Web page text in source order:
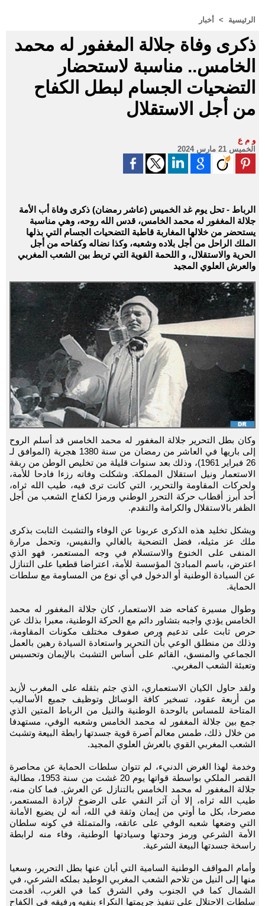
الرئيسية > أخبار
ذكرى وفاة جلالة المغفور له محمد
الخامس.. مناسبة لاستحضار
التضحيات الجسام لبطل الكفاح
من أجل الاستقلال
و م ع
الخميس 21 مارس 2024
الرباط - تحل يوم غد الخميس (عاشر رمضان) ذكرى وفاة أب الأمة
جلالة المغفور له محمد الخامس، قدس الله روحه، وهي مناسبة
يستحضر من خلالها المغاربة قاطبة التضحيات الجسام التي بذلها
الملك الراحل من أجل بلاده وشعبه، وكذا نضاله وكفاحه من أجل
الحرية والاستقلال، و اللحمة القوية التي تربط بين الشعب المغربي
والعرش العلوي المجيد
وكان بطل التحرير جلالة المغفور له محمد الخامس قد أسلم الروح
إلى باريها في العاشر من رمضان من سنة 1380 هجرية (الموافق لـ
26 فبراير 1961)، وذلك بعد سنوات قليلة من تخليص الوطن من ربقة
الاستعمار ونيل استقلال المملكة. وشكلت وفاته رزءا فادحا للأمة،
ولحركات المقاومة والتحرير، التي كانت ترى فيه، طيب الله ثراه،
أحد أبرز أقطاب حركة التحرر الوطني ورمزا لكفاح الشعب من أجل
الظفر بالاستقلال والكرامة والتقدم.
ويشكل تخليد هذه الذكرى عربونا عن الوفاء والتشبث الثابت بذكرى
ملك عز مثيله، فضل التضحية بالغالي والنفيس، وتحمل مرارة
المنفى على الخنوع والاستسلام في وجه المستعمر، فهو الذي
اعترض، باسم المبادئ المؤسسة للأمة، اعتراضا قطعيا على التنازل
عن السيادة الوطنية أو الدخول في أي نوع من المساومة مع سلطات
الحماية.
وطوال مسيرة كفاحه ضد الاستعمار، كان جلالة المغفور له محمد
الخامس يؤدي واجبه بتشاور دائم مع الحركة الوطنية، معبرا بذلك عن
حرص ثابت على تدعيم ورص صفوف مختلف مكونات المقاومة،
وذلك من منطلق الوعي بأن التحرير واستعادة السيادة رهين بالعمل
الجماعي والمنسق، القائم على أساس التشبث بالإيمان وتحسيس
وتعبئة الشعب المغربي.
ولقد حاول الكيان الاستعماري، الذي جثم بثقله على المغرب لأزيد
من أربعة عقود، تسخير كافة الوسائل وتوظيف جميع الأساليب
المتاحة للمساس بالوحدة الوطنية والنيل من الرباط المتين الذي
جمع بين جلالة المغفور له محمد الخامس وشعبه الوفي، مستهدفا
من خلال ذلك، طمس معالم آصرة قوية جسدتها رابطة البيعة وتشبث
الشعب المغربي القوي بالعرش العلوي المجيد.
وخدمة لهذا الغرض الدنيء، لم تتوان سلطات الحماية عن محاصرة
القصر الملكي بواسطة قواتها يوم 20 غشت من سنة 1953، مطالبة
جلالة المغفور له محمد الخامس بالتنازل عن العرش. فما كان منه،
طيب الله ثراه، إلا أن آثر النفي على الرضوخ لإرادة المستعمر،
مصرحا، بكل ما أوتي من إيمان وثقة في الله، أنه لن يضيع الأمانة
التي وضعها شعبه الوفي على عاتقه، والمتمثلة في كونه سلطان
الأمة الشرعي ورمز وحدتها وسيادتها الوطنية، وفاء منه لرابطة
راسخة جسدتها البيعة الشرعية.
وأمام المواقف الوطنية السامية التي أبان عنها بطل التحرير، وسعيا
منها إلى النيل من تلاحم الشعب المغربي الوطيد بملكه الشرعي، في
الشمال كما في الجنوب وفي الشرق كما في الغرب، أقدمت
سلطات الاحتلال على تنفيذ جريمتها النكراء بنفيه ورفيقه في الكفاح